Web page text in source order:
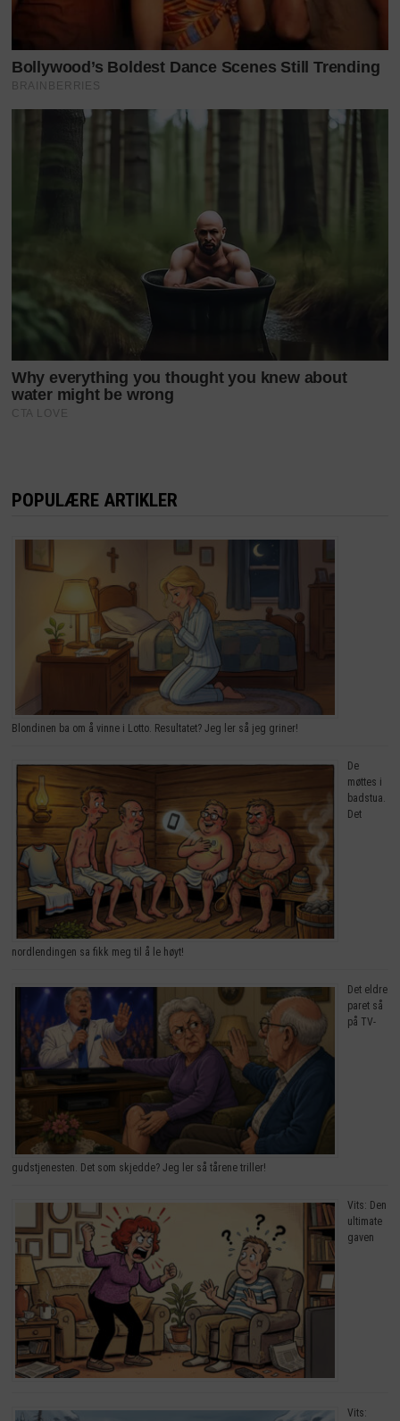
POPULÆRE ARTIKLER
Blondinen ba om å vinne i Lotto. Resultatet? Jeg ler så jeg griner!
De
møttes i
badstua.
Det
nordlendingen sa fikk meg til å le høyt!
Det eldre
paret så
på TV-
gudstjenesten. Det som skjedde? Jeg ler så tårene triller!
Vits: Den
ultimate
gaven
Vits: